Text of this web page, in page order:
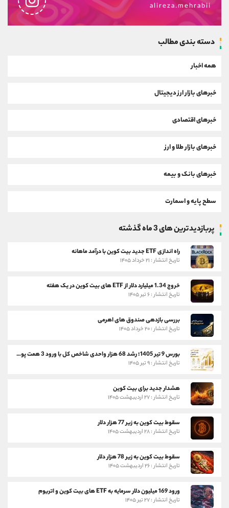
alireza.mehrabii
دسته بندی مطالب
همه اخبار
خبرهای بازار ارز دیجیتال
خبرهای اقتصادی
خبرهای بازار طلا و ارز
خبرهای بانک و بیمه
سطح پایه و اسمارت
پربازدیدترین های 3 ماه گذشته
راه اندازی ETF جدید بیت کوین با درآمد ماهانه
تاریخ انتشار : ۲۱ خرداد ۱۴۰۵
خروج 1.34 میلیارد دلار از ETF های بیت کوین در یک هفته
تاریخ انتشار : ۶ تیر ۱۴۰۵
بررسی بازدهی صندوق های اهرمی
تاریخ انتشار : ۲۰ خرداد ۱۴۰۵
بورس 9 تیر 1405؛ رشد 68 هزار واحدی شاخص کل با ورود 3 همت پول حقیقی
تاریخ انتشار : ۹ تیر ۱۴۰۵
هشدار جدید برای بیت کوین
تاریخ انتشار : ۲۷ اردیبهشت ۱۴۰۵
سقوط بیت کوین به زیر 77 هزار دلار
تاریخ انتشار : ۲۸ اردیبهشت ۱۴۰۵
سقوط بیت کوین به زیر 78 هزار دلار
تاریخ انتشار : ۲۶ اردیبهشت ۱۴۰۵
ورود 169 میلیون دلار سرمایه به ETF های بیت کوین و اتریوم
تاریخ انتشار : ۲۷ تیر ۱۴۰۵